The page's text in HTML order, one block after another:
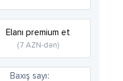
Elanı premium et
(7 AZN-dən)
Baxış sayı: